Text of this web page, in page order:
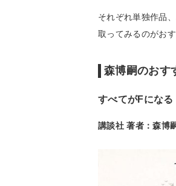
それぞれ単独作品
取ってみるのがおす
森博嗣のおす
すべてがFになる
講談社 著者：森博